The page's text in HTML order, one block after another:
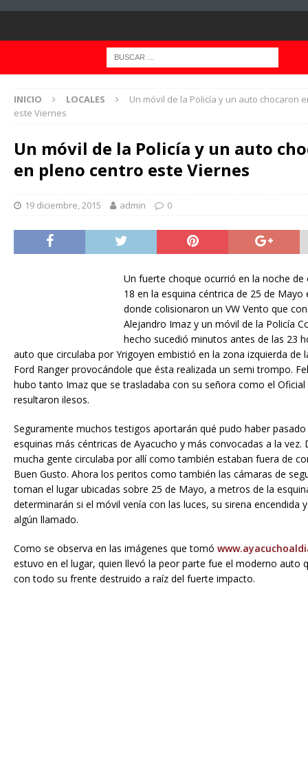
INICIO LOCALES
Un móvil de la Policía y un auto chocaron
este Viernes
Un móvil de la Policía y un auto
en pleno centro este Viernes
19 diciembre, 2015 admin 0
Un fuerte choque ocurrió en la noche de
18 en la esquina céntrica de 25 de Mayo
donde colisionaron un VW Vento que
Alejandro Imaz y un móvil de la Policía
hecho sucedió minutos antes de las 23
auto que circulaba por Yrigoyen embistió en la zona izquierda de
Ford Ranger provocándole que ésta realizada un semi trompo.
hubo tanto Imaz que se trasladaba con su señora como el Oficial
resultaron ilesos.
Seguramente muchos testigos aportarán qué pudo haber
esquinas más céntricas de Ayacucho y más convocadas a la vez.
mucha gente circulaba por allí como también estaban fuera de
Buen Gusto. Ahora los peritos como también las cámaras de
toman el lugar ubicadas sobre 25 de Mayo, a metros de la
determinarán si el móvil venía con las luces, su sirena encendida
algún llamado.
Como se observa en las imágenes que tomó
estuvo en el lugar, quien llevó la peor parte fue el moderno auto
con todo su frente destruido a raíz del fuerte impacto.